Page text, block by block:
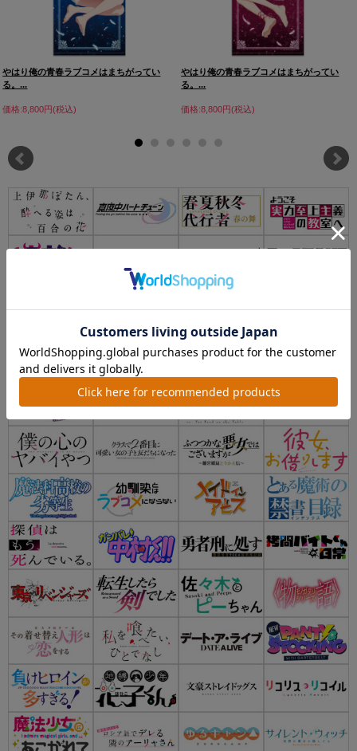
やはり俺の青春ラブコメはまちがってい
る。...
価格:8,800円(税込)
やはり俺の青春ラブコメはまちがってい
る。...
価格:8,800円(税込)